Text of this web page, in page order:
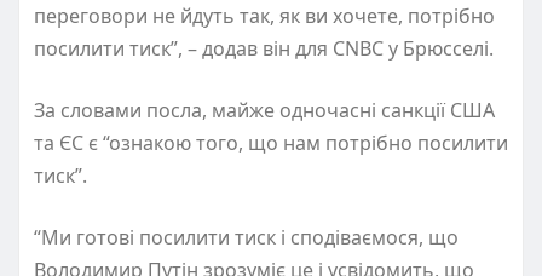
переговори не йдуть так, як ви хочете, потрібно
посилити тиск”, – додав він для CNBC у Брюсселі.
За словами посла, майже одночасні санкції США
та ЄС є “ознакою того, що нам потрібно посилити
тиск”.
“Ми готові посилити тиск і сподіваємося, що
Володимир Путін зрозуміє це і усвідомить, що